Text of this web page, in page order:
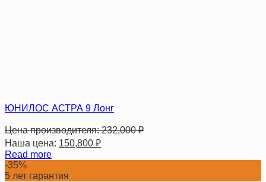
ЮНИЛОС АСТРА 9 Лонг
Цена производителя:232,000₽
Наша цена: 150,800 ₽
Read more
-35%
5 лет гарантия